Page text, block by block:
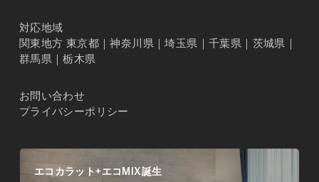
対応地域
関東地方 東京都｜神奈川県｜埼玉県｜千葉県｜茨城県｜
群馬県｜栃木県
お問い合わせ
プライバシーポリシー
エコカラット+エコMIX誕生